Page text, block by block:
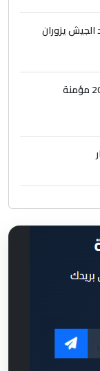
الجيش يزوران